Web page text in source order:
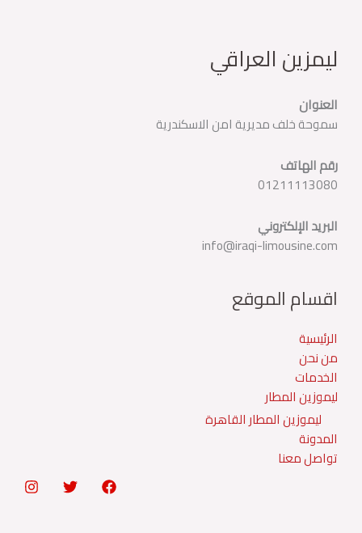
ليمزين العراقي
العنوان
سموحة خلف مديرية امن الاسكندرية
رقم الهاتف
01211113080
البريد الإلكتروني
info@iraqi-limousine.com
اقسام الموقع
الرئيسية
من نحن
الخدمات
ليموزين المطار
ليموزين المطار القاهرة
المدونة
تواصل معنا